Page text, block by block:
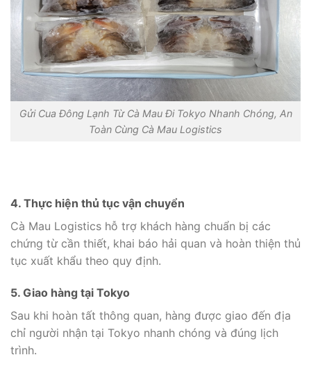
Gửi Cua Đông Lạnh Từ Cà Mau Đi Tokyo Nhanh Chóng, An
Toàn Cùng Cà Mau Logistics
4. Thực hiện thủ tục vận chuyển
Cà Mau Logistics hỗ trợ khách hàng chuẩn bị các
chứng từ cần thiết, khai báo hải quan và hoàn thiện thủ
tục xuất khẩu theo quy định.
5. Giao hàng tại Tokyo
Sau khi hoàn tất thông quan, hàng được giao đến địa
chỉ người nhận tại Tokyo nhanh chóng và đúng lịch
trình.